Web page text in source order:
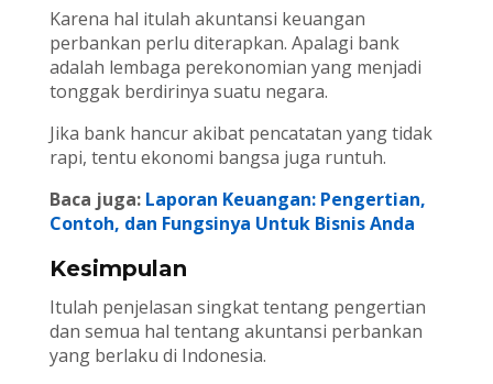
Karena hal itulah akuntansi keuangan
perbankan perlu diterapkan. Apalagi bank
adalah lembaga perekonomian yang menjadi
tonggak berdirinya suatu negara.
Jika bank hancur akibat pencatatan yang tidak
rapi, tentu ekonomi bangsa juga runtuh.
Baca juga: Laporan Keuangan: Pengertian,
Contoh, dan Fungsinya Untuk Bisnis Anda
Kesimpulan
Itulah penjelasan singkat tentang pengertian
dan semua hal tentang akuntansi perbankan
yang berlaku di Indonesia.